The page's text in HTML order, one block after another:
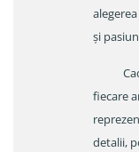
și
fiecare
detalii,